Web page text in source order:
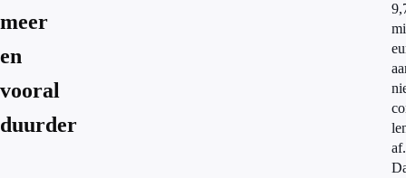
meer
en
vooral
duurder
af.